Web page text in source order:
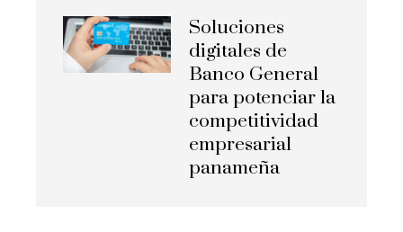
Soluciones
digitales de
Banco General
para potenciar la
competitividad
empresarial
panameña